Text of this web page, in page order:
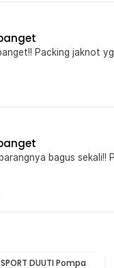
Packing jaknot
bagus sekali!!
DUUTI Pompa